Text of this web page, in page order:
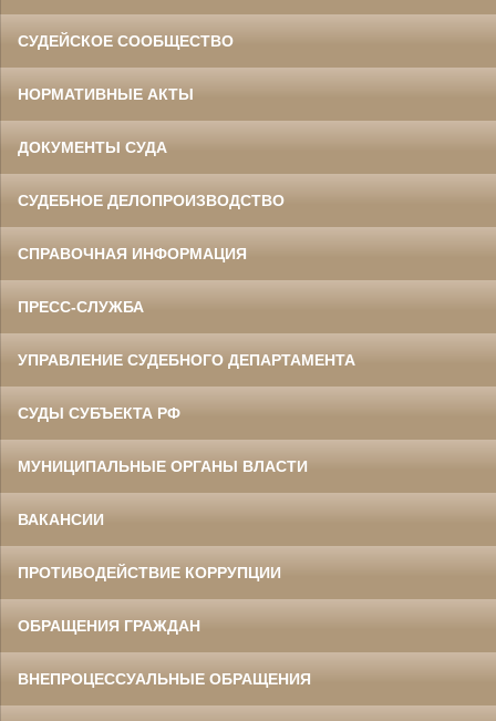
СУДЕЙСКОЕ СООБЩЕСТВО
НОРМАТИВНЫЕ АКТЫ
ДОКУМЕНТЫ СУДА
СУДЕБНОЕ ДЕЛОПРОИЗВОДСТВО
СПРАВОЧНАЯ ИНФОРМАЦИЯ
ПРЕСС-СЛУЖБА
УПРАВЛЕНИЕ СУДЕБНОГО ДЕПАРТАМЕНТА
СУДЫ СУБЪЕКТА РФ
МУНИЦИПАЛЬНЫЕ ОРГАНЫ ВЛАСТИ
ВАКАНСИИ
ПРОТИВОДЕЙСТВИЕ КОРРУПЦИИ
ОБРАЩЕНИЯ ГРАЖДАН
ВНЕПРОЦЕССУАЛЬНЫЕ ОБРАЩЕНИЯ